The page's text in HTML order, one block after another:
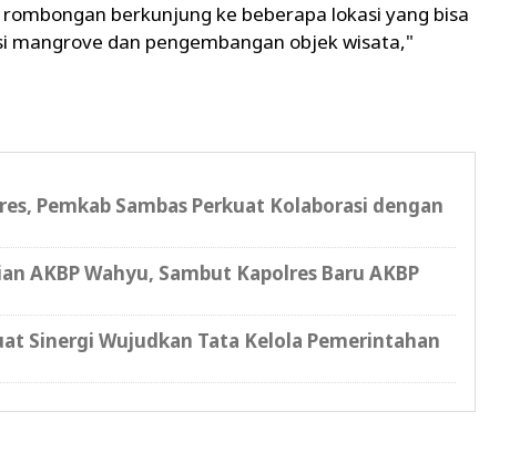
berkunjung ke beberapa lokasi yang bisa
dan pengembangan objek wisata,"
Pemkab Sambas Perkuat Kolaborasi dengan
AKBP Wahyu, Sambut Kapolres Baru AKBP
Sinergi Wujudkan Tata Kelola Pemerintahan